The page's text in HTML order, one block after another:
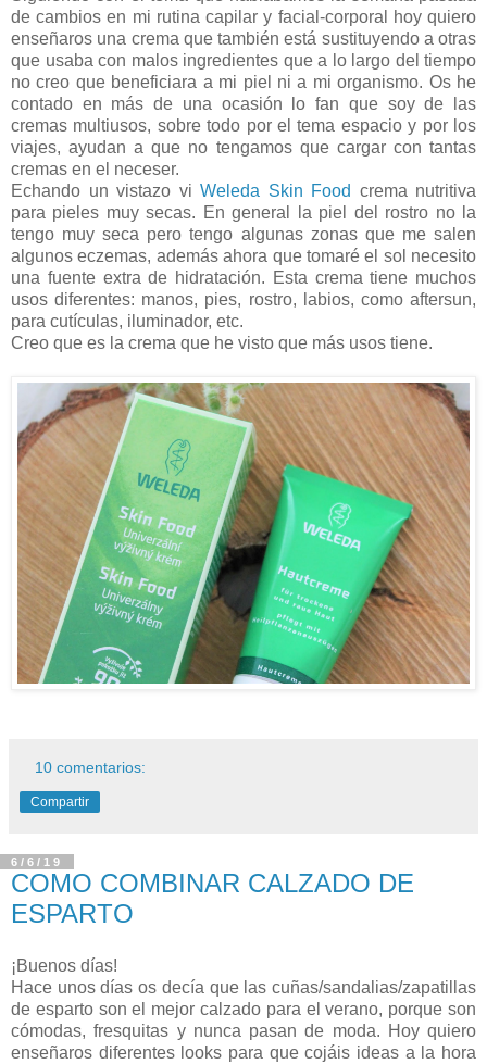
de cambios en mi rutina capilar y facial-corporal hoy quiero
enseñaros una crema que también está sustituyendo a otras
que usaba con malos ingredientes que a lo largo del tiempo
no creo que beneficiara a mi piel ni a mi organismo. Os he
contado en más de una ocasión lo fan que soy de las
cremas multiusos, sobre todo por el tema espacio y por los
viajes, ayudan a que no tengamos que cargar con tantas
cremas en el neceser.
Echando un vistazo vi Weleda Skin Food crema nutritiva
para pieles muy secas. En general la piel del rostro no la
tengo muy seca pero tengo algunas zonas que me salen
algunos eczemas, además ahora que tomaré el sol necesito
una fuente extra de hidratación. Esta crema tiene muchos
usos diferentes: manos, pies, rostro, labios, como aftersun,
para cutículas, iluminador, etc.
Creo que es la crema que he visto que más usos tiene.
10 comentarios:
Compartir
6/6/19
COMO COMBINAR CALZADO DE
ESPARTO
¡Buenos días!
Hace unos días os decía que las cuñas/sandalias/zapatillas
de esparto son el mejor calzado para el verano, porque son
cómodas, fresquitas y nunca pasan de moda. Hoy quiero
enseñaros diferentes looks para que cojáis ideas a la hora